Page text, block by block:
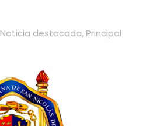
Noticia destacada, Principal